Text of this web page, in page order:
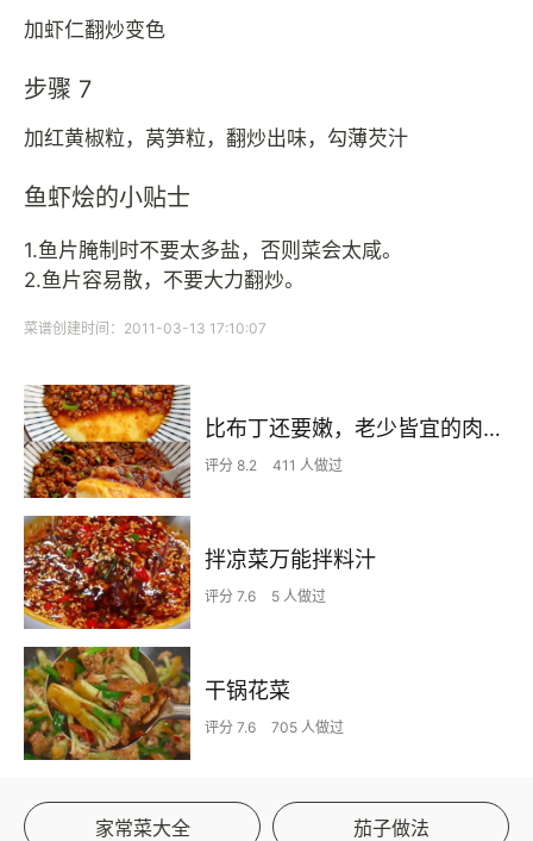
加虾仁翻炒变色
步骤 7
加红黄椒粒，莴笋粒，翻炒出味，勾薄芡汁
鱼虾烩的小贴士
1.鱼片腌制时不要太多盐，否则菜会太咸。
2.鱼片容易散，不要大力翻炒。
菜谱创建时间：2011-03-13 17:10:07
比布丁还要嫩，老少皆宜的肉沫蒸蛋
评分 8.2 411 人做过
拌凉菜万能拌料汁
评分 7.6 5 人做过
干锅花菜
评分 7.6 705 人做过
家常菜大全 茄子做法